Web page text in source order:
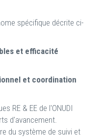
spécifique décrite ci-
et efficacité
et coordination
RE & EE de l'ONUDI
d'avancement.
du système de suivi et